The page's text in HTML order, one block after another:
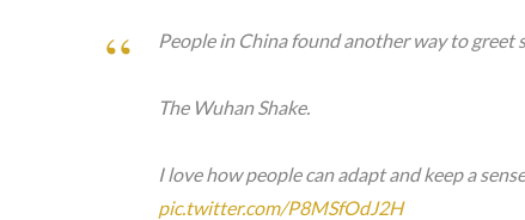
People in China found another way to greet
The Wuhan Shake.
I love how people can adapt and keep a
pic.twitter.com/P8MSfOdJ2H